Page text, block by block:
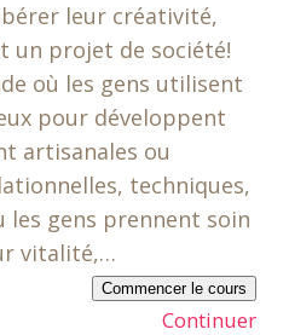
leur créativité,
un projet de société!
où les gens utilisent
pour développent
artisanales ou
techniques,
les gens prennent soin
vitalité,…
Commencer le cours
Continuer